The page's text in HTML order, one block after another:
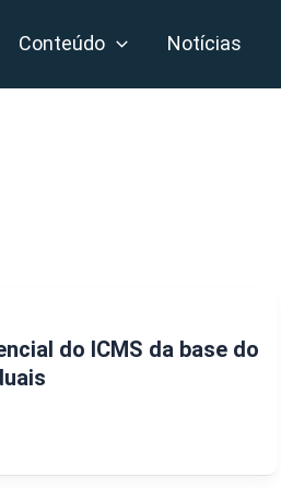
Conteúdo Notícias
do ICMS da base do